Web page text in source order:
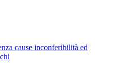
cause inconferibilità ed